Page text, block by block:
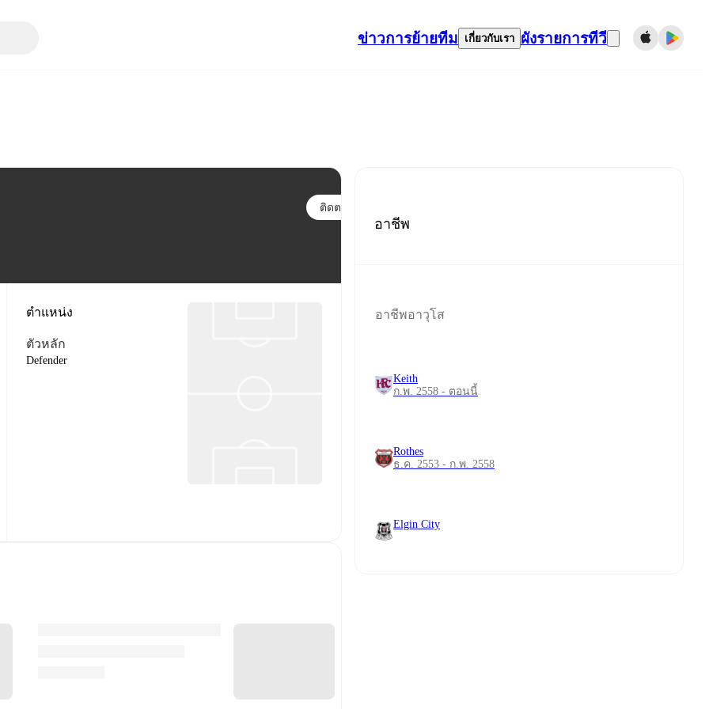
ข่าวการย้ายทีม เกี่ยวกับเรา ผังรายการทีวี
ติดตาม
ตำแหน่ง
ตัวหลัก
Defender
อาชีพ
อาชีพอาวุโส
Keith
ก.พ. 2558 - ตอนนี้
Rothes
ธ.ค. 2553 - ก.พ. 2558
Elgin City